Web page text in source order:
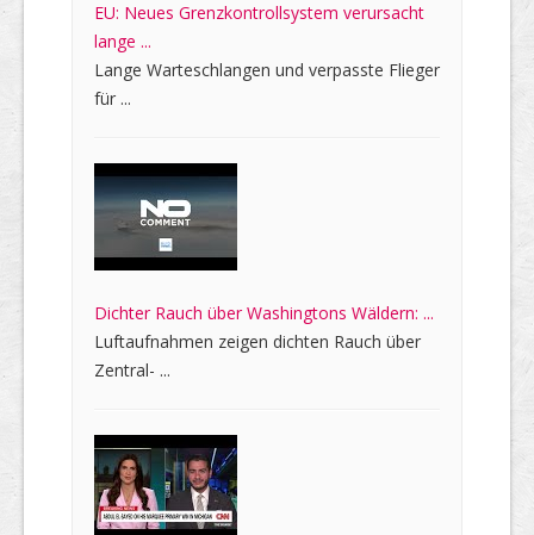
EU: Neues Grenzkontrollsystem verursacht
lange ...
Lange Warteschlangen und verpasste Flieger
für ...
Dichter Rauch über Washingtons Wäldern: ...
Luftaufnahmen zeigen dichten Rauch über
Zentral- ...